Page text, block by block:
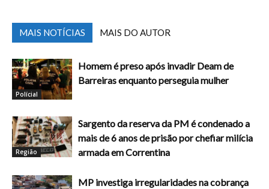
MAIS NOTÍCIAS MAIS DO AUTOR
Polícial
Homem é preso após invadir Deam de
Barreiras enquanto perseguia mulher
Região
Sargento da reserva da PM é condenado a
mais de 6 anos de prisão por chefiar milícia
armada em Correntina
MP investiga irregularidades na cobrança